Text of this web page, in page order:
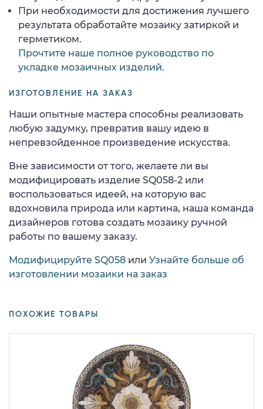
При необходимости для достижения лучшего
результата обработайте мозаику затиркой и
герметиком.
Прочтите наше полное руководство по
укладке мозаичных изделий.
ИЗГОТОВЛЕНИЕ НА ЗАКАЗ
Наши опытные мастера способны реализовать
любую задумку, превратив вашу идею в
непревзойденное произведение искусства.
Вне зависимости от того, желаете ли вы
модифицировать изделие SQ058-2 или
воспользоваться идеей, на которую вас
вдохновила природа или картина, наша команда
дизайнеров готова создать мозаику ручной
работы по вашему заказу.
Модифицируйте SQ058 или Узнайте больше об
изготовлении мозаики на заказ
ПОХОЖИЕ ТОВАРЫ